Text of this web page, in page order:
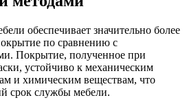
обеспечивает значительно более
по сравнению с
Покрытие, полученное при
устойчиво к механическим
и химическим веществам, что
срок службы мебели.